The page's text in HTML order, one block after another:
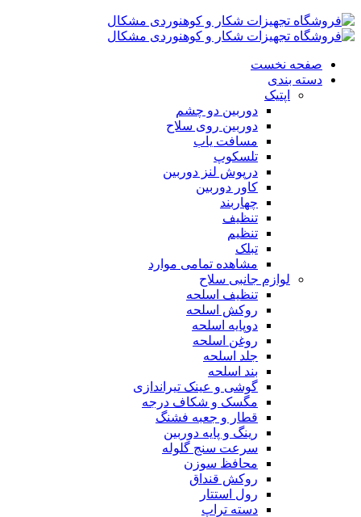
صفحه نخست
دسته بندی
اپتیک
دوربین دو چشم
دوربین روی سلاح
مسافت یاب
تلسکوپ
درپوش لنز دوربین
کاور دوربین
چهاربند
تنظیف
تنظیم
تبلک
مشاهده تمامی موارد
لوازم جانبی سلاح
تنظیف اسلحه
روکش اسلحه
دوپایه اسلحه
روغن اسلحه
جلد اسلحه
بند اسلحه
گوشی و عینک تیراندازی
مگسک و شکاف درجه
قطار و جعبه فشنگ
رینگ و پایه دوربین
سرعت سنج گلوله
محافظ سوزن
روکش قنداق
رول استتار
دسته تراپ